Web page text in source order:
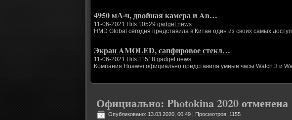
4950 мА·ч, двойная камера и An…
11-06-2021 Hits:10529 gadget news
HMD Global сегодня представила в Китае один из своих самых
Экран AMOLED, сапфировое стекл…
11-06-2021 Hits:11518 gadget news
Компания Huawei официально представила умные часы Watch 3 и
Официально: Photokina 2020 отменена
Опубликовано: 13.03.2020, 00:49 | Просмотров: 1155